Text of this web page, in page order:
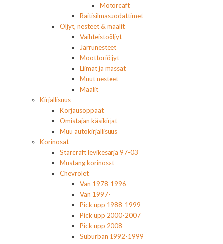
Motorcaft
Raitisilmasuodattimet
Öljyt, nesteet & maalit
Vaihteistoöljyt
Jarrunesteet
Moottoriöljyt
Liimat ja massat
Muut nesteet
Maalit
Kirjallisuus
Korjausoppaat
Omistajan käsikirjat
Muu autokirjallisuus
Korinosat
Starcraft levikesarja 97-03
Mustang korinosat
Chevrolet
Van 1978-1996
Van 1997-
Pick upp 1988-1999
Pick upp 2000-2007
Pick upp 2008-
Suburban 1992-1999